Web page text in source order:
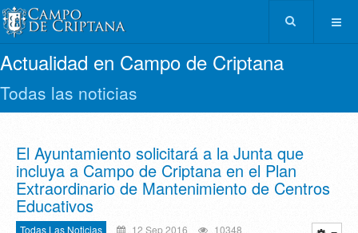
Actualidad en Campo de Criptana
Todas las noticias
El Ayuntamiento solicitará a la Junta que
incluya a Campo de Criptana en el Plan
Extraordinario de Mantenimiento de Centros
Educativos
Todas Las Noticias 12 Sep 2016 10348